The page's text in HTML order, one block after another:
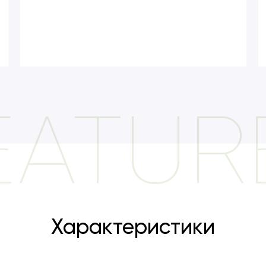
Характеристики